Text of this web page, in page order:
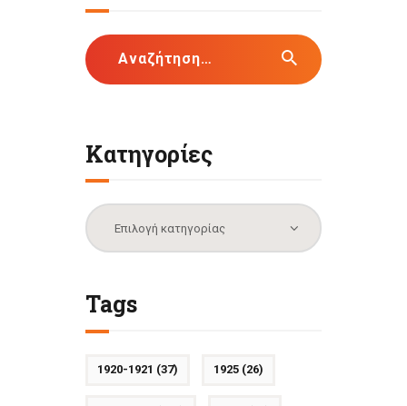
Αναζήτηση
για:
Κατηγορίες
Κατηγορίες
Tags
1920-1921 (37) 1925(26)